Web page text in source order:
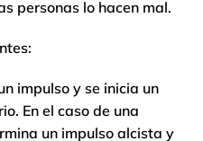
personas lo hacen mal.
impulso y se inicia un
En el caso de una
un impulso alcista y